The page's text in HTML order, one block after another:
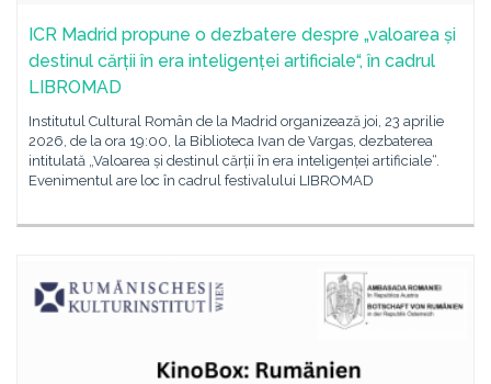
ICR Madrid propune o dezbatere despre „valoarea și
destinul cărții în era inteligenței artificiale“, în cadrul
LIBROMAD
Institutul Cultural Român de la Madrid organizează joi, 23 aprilie
2026, de la ora 19:00, la Biblioteca Ivan de Vargas, dezbaterea
intitulată „Valoarea și destinul cărții în era inteligenței artificiale“.
Evenimentul are loc în cadrul festivalului LIBROMAD